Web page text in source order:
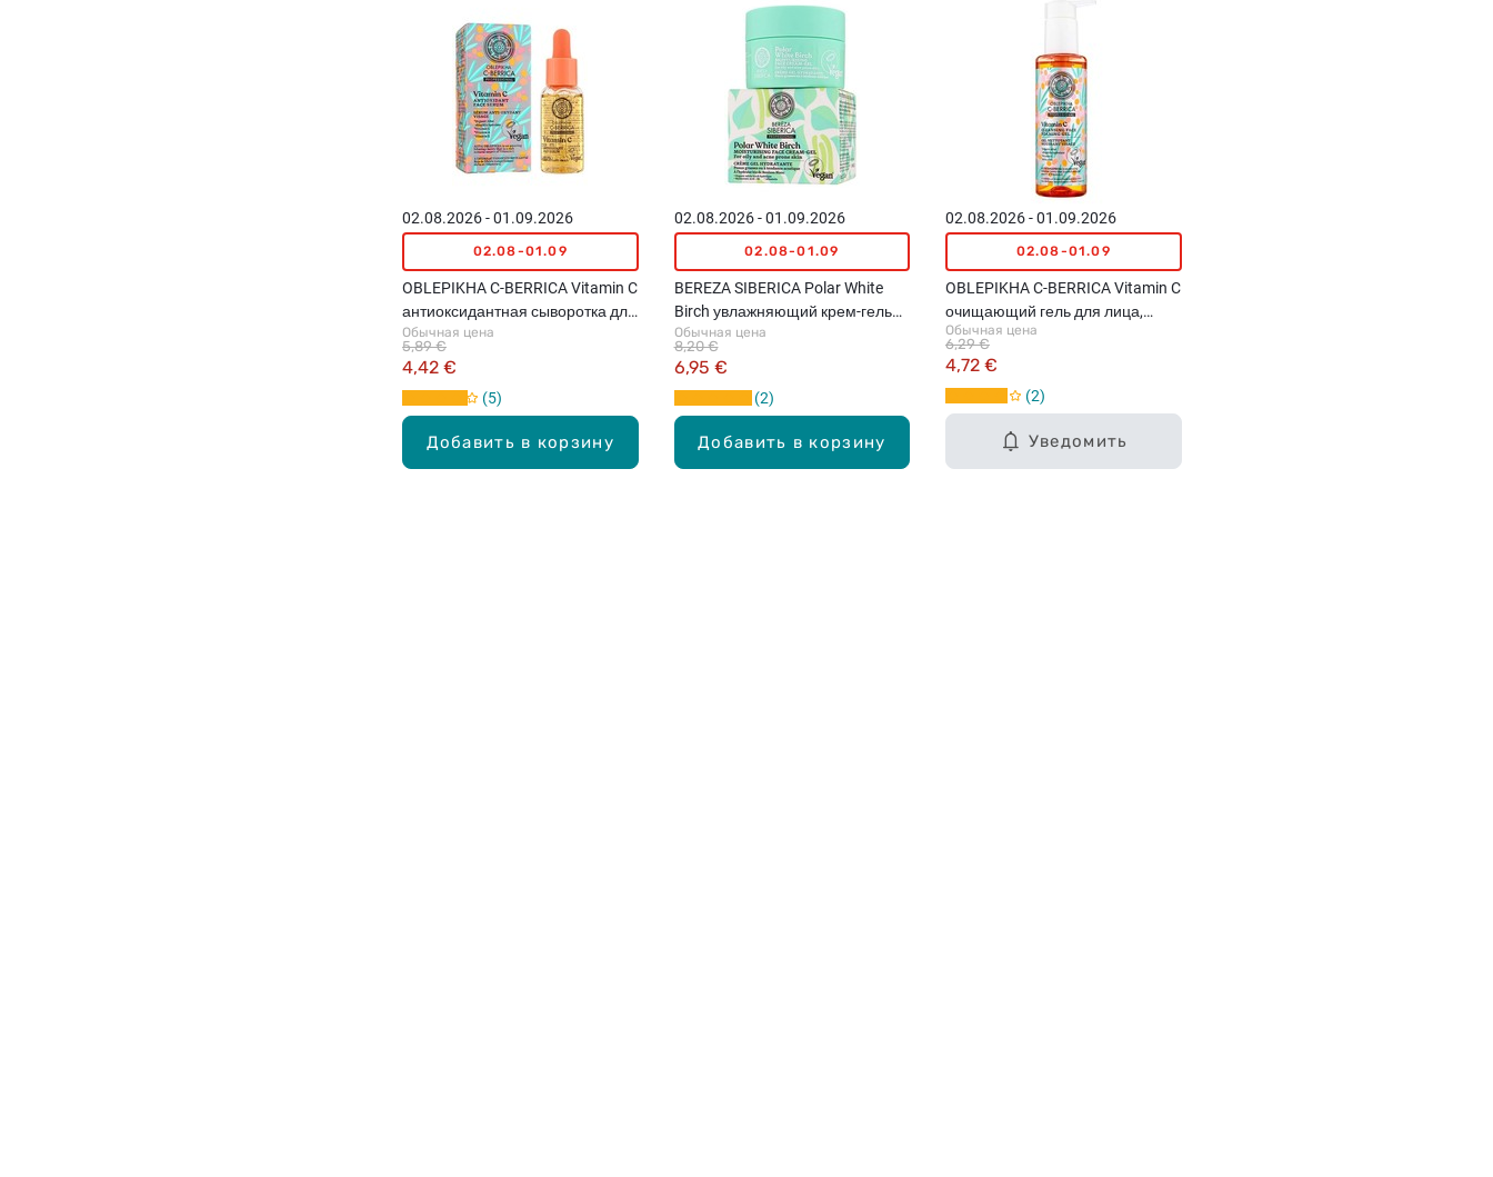
Добавить в корзину
02.08.2026 - 01.09.2026
02.08-01.09
OBLEPIKHA C-BERRICA Vitamin C
антиоксидантная сыворотка для
кожи лица, 30мл
Обычная цена
4,42 €
5,89 €
5
Добавить в корзину
02.08.2026 - 01.09.2026
02.08-01.09
BEREZA SIBERICA Polar White
Birch увлажняющий крем-гель
для лица, 50мл
Обычная цена
6,95 €
8,20 €
2
Уведомить
02.08.2026 - 01.09.2026
02.08-01.09
OBLEPIKHA C-BERRICA Vitamin C
очищающий гель для лица,
145мл
Обычная цена
4,72 €
6,29 €
2